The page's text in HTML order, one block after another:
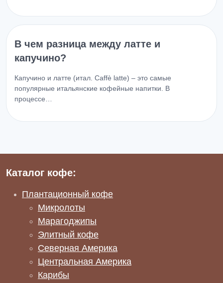
В чем разница между латте и
капучино?
Капучино и латте (итал. Caffè latte) – это самые
популярные итальянские кофейные напитки. В
процессе…
Каталог кофе:
Плантационный кофе
Микролоты
Марагоджипы
Элитный кофе
Северная Америка
Центральная Америка
Карибы